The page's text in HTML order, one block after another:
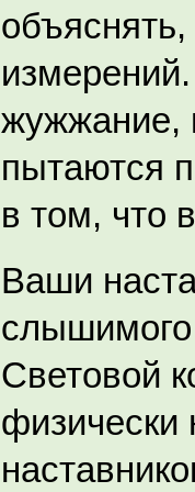
объяснять,
жужжание,
пытаются
в том, что
Ваши
слышимого
Световой
физически